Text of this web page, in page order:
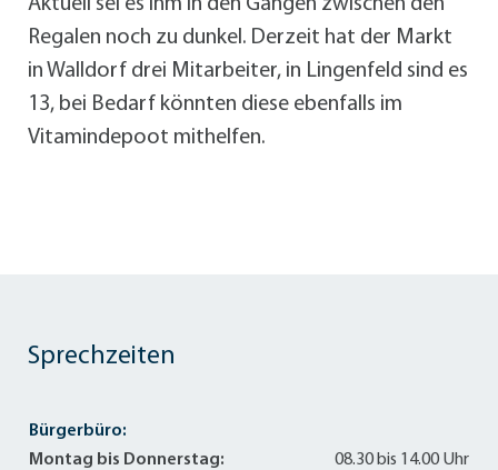
Aktuell sei es ihm in den Gängen zwischen den
Regalen noch zu dunkel. Derzeit hat der Markt
in Walldorf drei Mitarbeiter, in Lingenfeld sind es
13, bei Bedarf könnten diese ebenfalls im
Vitamindepoot mithelfen.
Sprechzeiten
Bürgerbüro:
Montag bis Donnerstag:
08.30 bis 14.00 Uhr